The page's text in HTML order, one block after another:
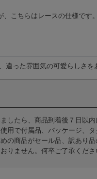
こちらはレースの仕様です
った雰囲気の可愛らしさを
したら、商品到着後７日以
用で付属品、パッケージ、
の商品がセール品、訳あり
りません。何卒ご了承くださ